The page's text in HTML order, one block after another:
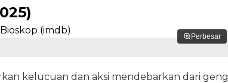
Perbesar
kelucuan dan aksi mendebarkan dari geng